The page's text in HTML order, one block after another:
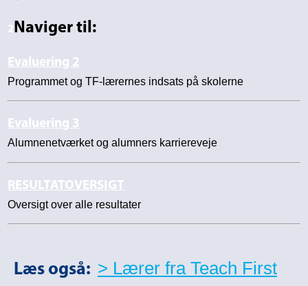
2Naviger til:
Evaluering 2
Programmet og TF-lærernes indsats på skolerne
Evaluering 3
Alumnenetværket og alumners karriereveje
RESULTATOVERSIGT
Oversigt over alle resultater
Læs også: > Lærer fra Teach First